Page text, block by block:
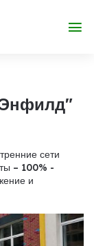
сети
– 100% -
и